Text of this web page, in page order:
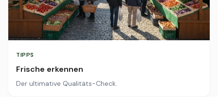
TIPPS
Frische erkennen
Der ultimative Qualitäts-Check.